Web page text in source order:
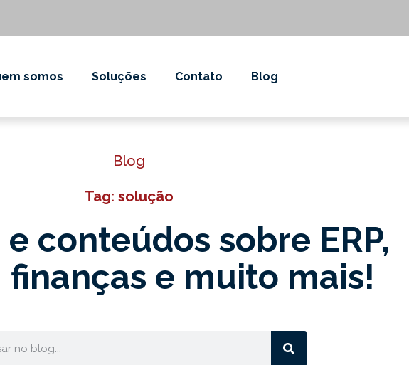
somos Soluções Contato Blog
Blog
Tag: solução
conteúdos sobre ERP,
finanças e muito mais!